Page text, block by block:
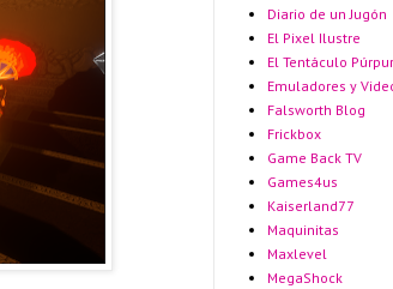
Diario de un Jugón
El Pixel Ilustre
El Tentáculo
Emuladores y
Falsworth Blog
Frickbox
Game Back TV
Games4us
Kaiserland77
Maquinitas
Maxlevel
MegaShock